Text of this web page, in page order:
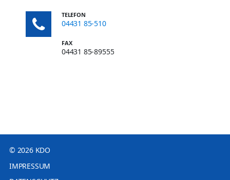
TELEFON
04431 85-510
FAX
04431 85-89555
© 2026 KDO
IMPRESSUM